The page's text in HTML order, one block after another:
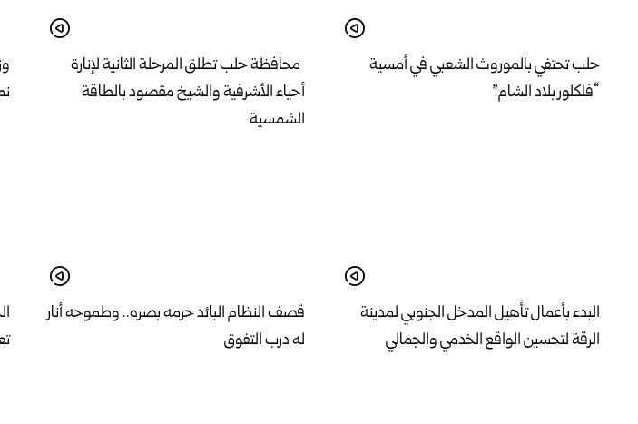
حلب تحتفي بالموروث الشعبي في أمسية
“فلكلور بلاد الشام”
محافظة حلب تطلق المرحلة الثانية لإنارة
أحياء الأشرفية والشيخ مقصود بالطاقة
الشمسية
البدء بأعمال تأهيل المدخل الجنوبي لمدينة
الرقة لتحسين الواقع الخدمي والجمالي
قصف النظام البائد حرمه بصره.. وطموحه أنار
له درب التفوق